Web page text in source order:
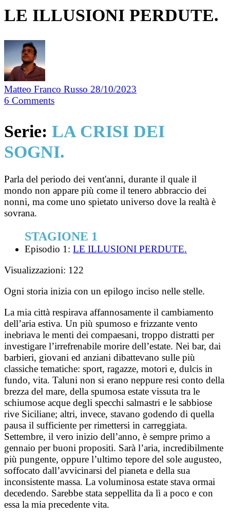
LE ILLUSIONI PERDUTE.
Matteo Franco Russo 28/10/2023
6 Comments
Serie: LA CRISI DEI
SOGNI.
Parla del periodo dei vent'anni, durante il quale il
mondo non appare più come il tenero abbraccio dei
nonni, ma come uno spietato universo dove la realtà è
sovrana.
STAGIONE 1
Episodio 1: LE ILLUSIONI PERDUTE.
Visualizzazioni: 122
Ogni storia inizia con un epilogo inciso nelle stelle.
La mia città respirava affannosamente il cambiamento
dell’aria estiva. Un più spumoso e frizzante vento
inebriava le menti dei compaesani, troppo distratti per
investigare l’irrefrenabile morire dell’estate. Nei bar, dai
barbieri, giovani ed anziani dibattevano sulle più
classiche tematiche: sport, ragazze, motori e, dulcis in
fundo, vita. Taluni non si erano neppure resi conto della
brezza del mare, della spumosa estate vissuta tra le
schiumose acque degli specchi salmastri e le sabbiose
rive Siciliane; altri, invece, stavano godendo di quella
pausa il sufficiente per rimettersi in carreggiata.
Settembre, il vero inizio dell’anno, è sempre primo a
gennaio per buoni propositi. Sarà l’aria, incredibilmente
più pungente, oppure l’ultimo tepore del sole augusteo,
soffocato dall’avvicinarsi del pianeta e della sua
inconsistente massa. La voluminosa estate stava ormai
decedendo. Sarebbe stata seppellita da lì a poco e con
essa la mia precedente vita.